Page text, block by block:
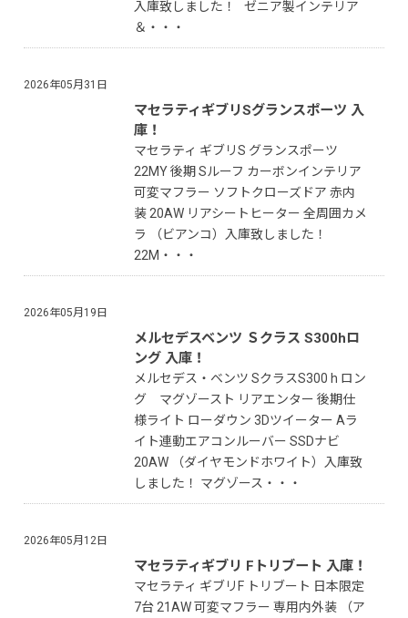
入庫致しました！ ゼニア製インテリア
＆・・・
マセラティギブリSグランスポーツ 入
庫！
マセラティ ギブリS グランスポーツ
22MY 後期 Sルーフ カーボンインテリア
可変マフラー ソフトクローズドア 赤内
装 20AW リアシートヒーター 全周囲カメ
ラ （ビアンコ）入庫致しました！
22M・・・
2026年05月31日
メルセデスベンツ Ｓクラス S300hロ
ング 入庫！
メルセデス・ベンツ SクラスS300 h ロン
グ マグゾースト リアエンター 後期仕
様ライト ローダウン 3Dツイーター Aラ
イト連動エアコンルーバー SSDナビ
20AW （ダイヤモンドホワイト）入庫致
しました！ マグゾース・・・
2026年05月19日
マセラティギブリ Fトリブート 入庫！
マセラティ ギブリF トリブート 日本限定
7台 21AW 可変マフラー 専用内外装 （ア
2026年05月12日